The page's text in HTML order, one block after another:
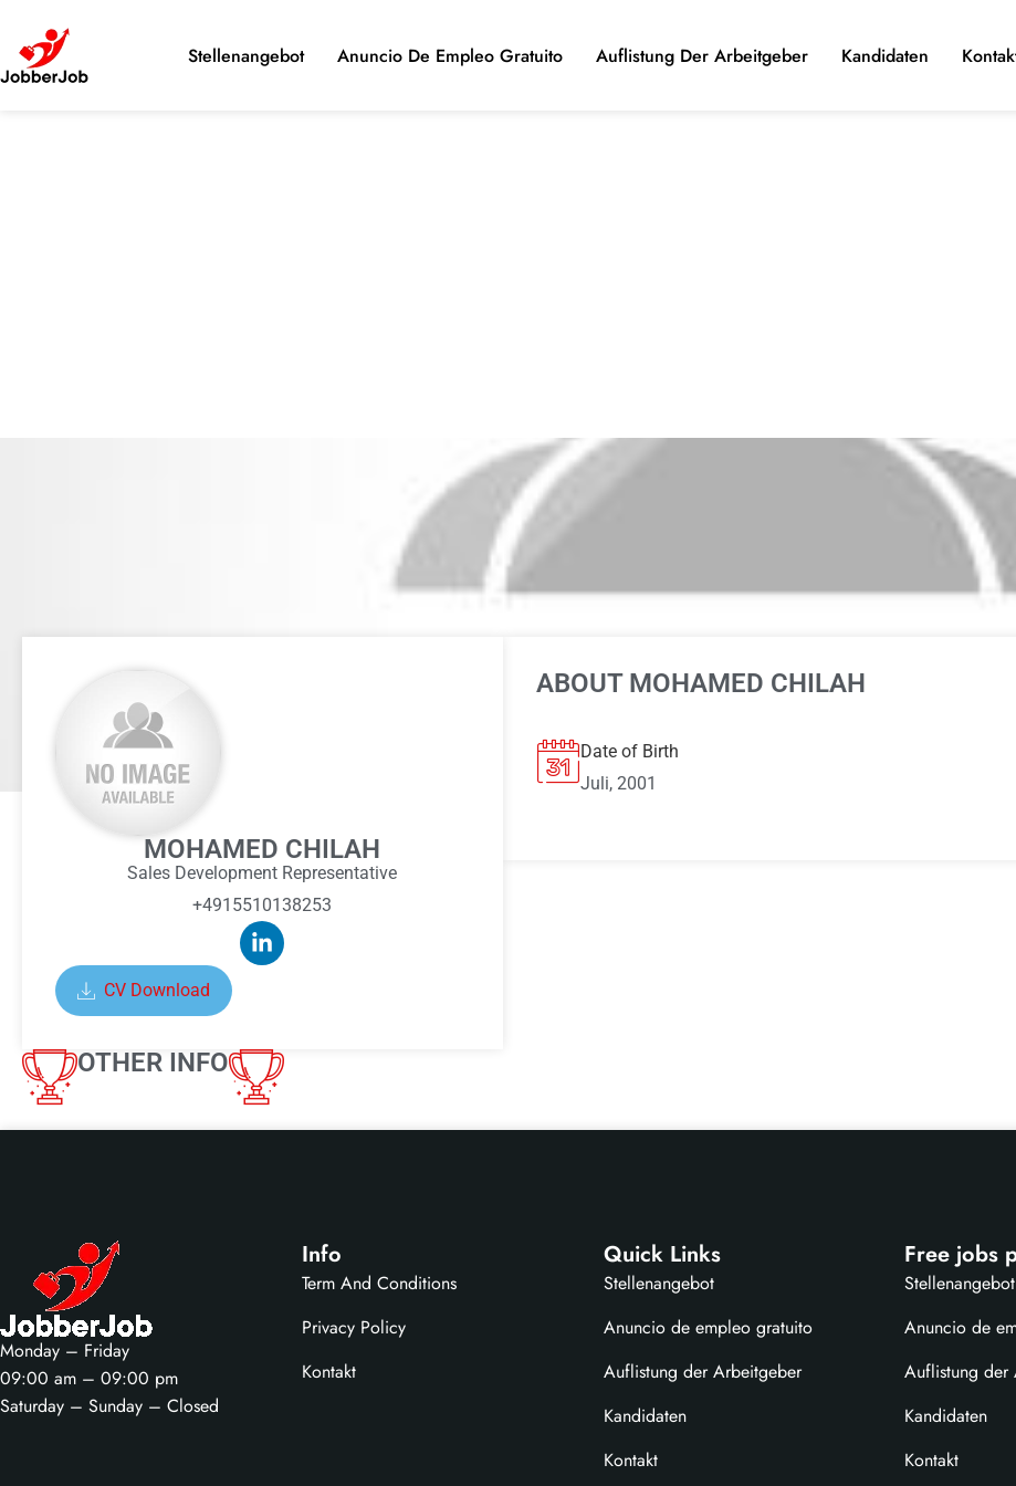
Stellenangebot Anuncio De Empleo Gratuito Auflistung Der Arbeitgeber Kandidaten
MOHAMED CHILAH
Sales Development Representative
+4915510138253
CV Download
OTHER INFO
ABOUT MOHAMED CHILAH
Date of Birth
Juli, 2001
Monday – Friday
09:00 am – 09:00 pm
Saturday – Sunday – Closed
Info
Term And Conditions
Privacy Policy
Kontakt
Quick Links
Stellenangebot
Anuncio de empleo gratuito
Auflistung der Arbeitgeber
Kandidaten
Kontakt
Free jobs
Stellenangebot
Anuncio de
Auflistung der
Kandidaten
Kontakt